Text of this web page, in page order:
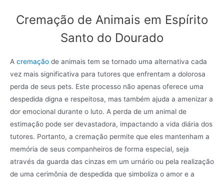
Cremação de Animais em Espírito
Santo do Dourado
A cremação de animais tem se tornado uma alternativa cada
vez mais significativa para tutores que enfrentam a dolorosa
perda de seus pets. Este processo não apenas oferece uma
despedida digna e respeitosa, mas também ajuda a amenizar a
dor emocional durante o luto. A perda de um animal de
estimação pode ser devastadora, impactando a vida diária dos
tutores. Portanto, a cremação permite que eles mantenham a
memória de seus companheiros de forma especial, seja
através da guarda das cinzas em um urnário ou pela realização
de uma cerimônia de despedida que simboliza o amor e a